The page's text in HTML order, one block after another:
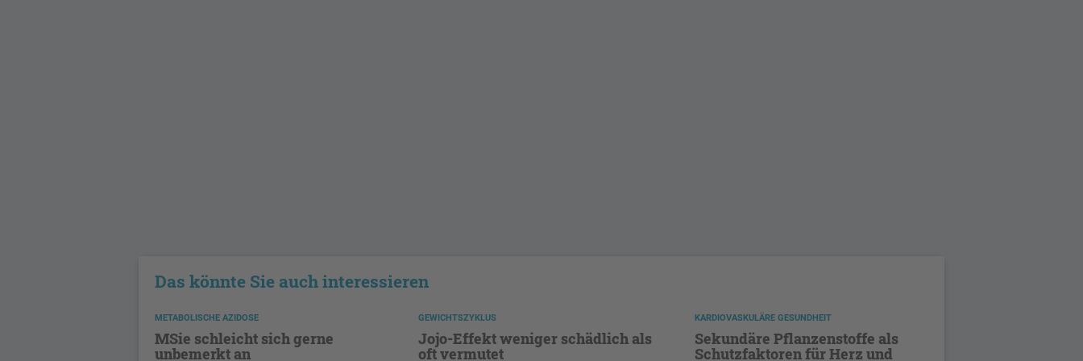
Das könnte Sie auch interessieren
METABOLISCHE AZIDOSE
MSie schleicht sich gerne
unbemerkt an
GEWICHTSZYKLUS
Jojo-Effekt weniger schädlich als
oft vermutet
KARDIOVASKULÄRE GESUNDHEIT
Sekundäre Pflanzenstoffe als
Schutzfaktoren für Herz und